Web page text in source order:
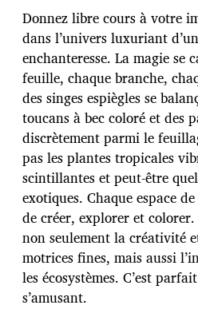
e
d
e
p
u
b
l
i
c
a
t
i
o
n
Donnez libre cours à votre
dans l’univers luxuriant
enchanteresse. La magie se
feuille, chaque branche,
des singes espiègles se
toucans à bec coloré et des
discrètement parmi le
pas les plantes tropicales
scintillantes et peut-être
exotiques. Chaque espace
de créer, explorer et
non seulement la créativité
motrices fines, mais aussi
les écosystèmes. C’est
s’amusant.